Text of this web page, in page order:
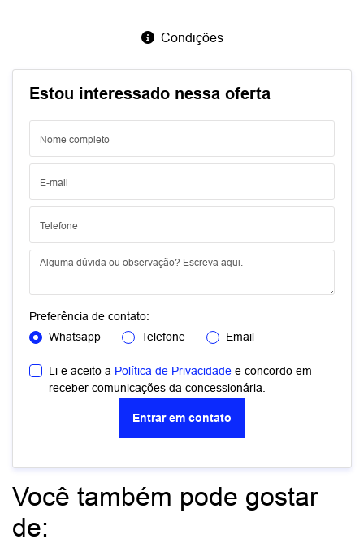
Condições
Estou interessado nessa oferta
Preferência de contato:
Whatsapp
Telefone Email
Li e aceito a Política de Privacidade e concordo em
receber comunicações da concessionária.
Entrar em contato
Você também pode gostar
de: